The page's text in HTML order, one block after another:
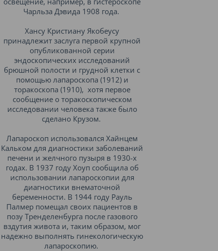
Чарльза Дэвида 1908 года.
Хансу Кристиану Якобеусу
принадлежит заслуга первой крупной
опубликованной серии
эндоскопических исследований
брюшной полости и грудной клетки с
помощью лапароскопа (1912) и
торакоскопа (1910), хотя первое
сообщение о торакоскопическом
исследовании человека также было
сделано Крузом.
Лапароскоп использовался Хайнцем
Кальком для диагностики заболеваний
печени и желчного пузыря в 1930-х
годах. В 1937 году Хоуп сообщила об
использовании лапароскопии для
диагностики внематочной
беременности. В 1944 году Рауль
Палмер помещал своих пациентов в
позу Тренделенбурга после газового
вздутия живота и, таким образом, мог
надежно выполнять гинекологическую
лапароскопию.